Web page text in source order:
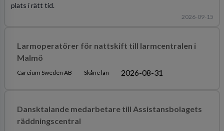
plats i rätt tid.
2026-09-15
Larmoperatörer för nattskift till larmcentralen i
Malmö
Careium Sweden AB Skåne län 2026-08-31
Dansktalande medarbetare till Assistansbolagets
räddningscentral